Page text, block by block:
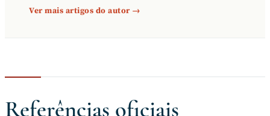
Ver mais artigos do autor →
Referências oficiais